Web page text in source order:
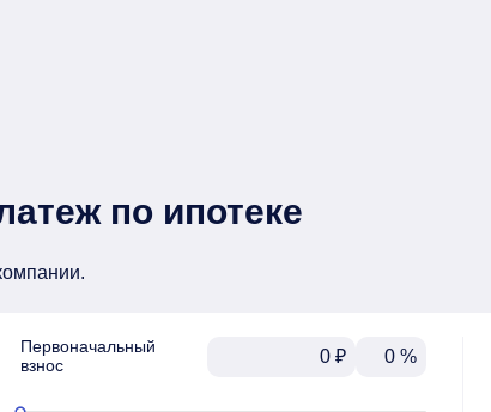
по ипотеке
Первоначальный
взнос
₽ %